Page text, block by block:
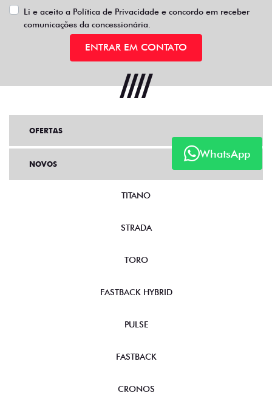
Li e aceito a Política de Privacidade e concordo em receber
comunicações da concessionária.
ENTRAR EM CONTATO
WhatsApp
OFERTAS
NOVOS
TITANO
STRADA
TORO
FASTBACK HYBRID
PULSE
FASTBACK
CRONOS